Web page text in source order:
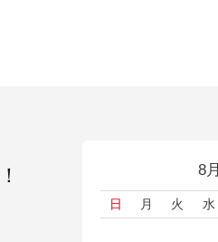
8月
日 月 火 水